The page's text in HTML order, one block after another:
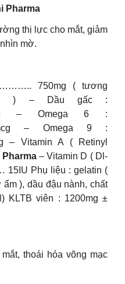
Pharma
thị lực cho mắt, giảm
mờ.
750mg ( tương
) – Dầu gấc :
– Omega 6 :
– Omega 9 :
Vitamin A ( Retinyl
– Vitamin D ( Dl-
15IU Phụ liệu : gelatin (
), dầu đậu nành, chất
KLTB viên : 1200mg ±
thoái hóa võng mạc